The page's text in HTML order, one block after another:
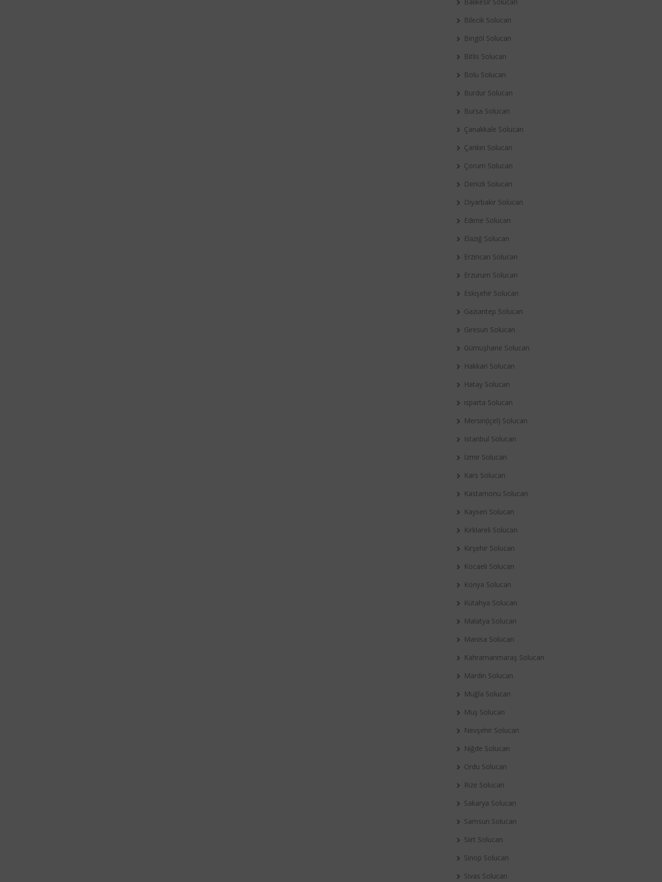
Bilecik Solucan
Bingöl Solucan
Bitlis Solucan
Bolu Solucan
Burdur Solucan
Bursa Solucan
Çanakkale Solucan
Çankırı Solucan
Çorum Solucan
Denizli Solucan
Diyarbakır Solucan
Edirne Solucan
Elazığ Solucan
Erzincan Solucan
Erzurum Solucan
Eskişehir Solucan
Gaziantep Solucan
Giresun Solucan
Gümüşhane Solucan
Hakkari Solucan
Hatay Solucan
ısparta Solucan
Mersin(içel) Solucan
Istanbul Solucan
İzmir Solucan
Kars Solucan
Kastamonu Solucan
Kayseri Solucan
Kırklareli Solucan
Kırşehir Solucan
Kocaeli Solucan
Konya Solucan
Kütahya Solucan
Malatya Solucan
Manisa Solucan
Kahramanmaraş Solucan
Mardin Solucan
Muğla Solucan
Muş Solucan
Nevşehir Solucan
Niğde Solucan
Ordu Solucan
Rize Solucan
Sakarya Solucan
Samsun Solucan
Siirt Solucan
Sinop Solucan
Sivas Solucan